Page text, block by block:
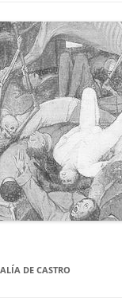
DE CASTRO